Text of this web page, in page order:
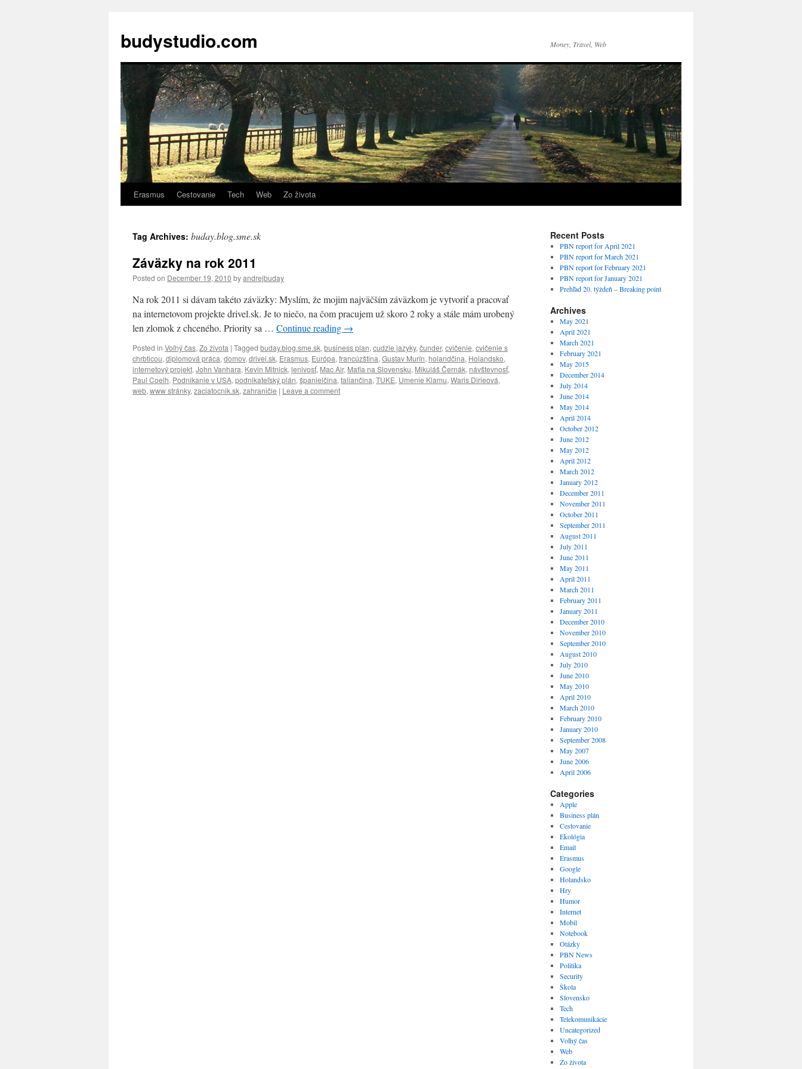
budystudio.com Money, Travel, Web
Skip
content
Erasmus Cestovanie Tech Web Zo života
Tag Archives: buday.blog.sme.sk
Záväzky na rok 2011
Posted on December 19, 2010 byandrejbuday
Na rok 2011 si dávam takéto záväzky: Myslím, že mojim najväčším záväzkom je vytvoriť a pracovať
na internetovom projekte drivel.sk. Je to niečo, na čom pracujem už skoro 2 roky a stále mám urobený
len zlomok z chceného. Priority sa … Continue reading →
Posted in Voľný čas, Zo života | Tagged buday.blog.sme.sk, business plan, cudzie jazyky, čunder, cvičenie, cvičenie s
chrbticou, diplomová práca, domov, drivel.sk, Erasmus, Európa, francúzština, Gustav Murín, holandčina, Holandsko,
internetový projekt, John Vanhara, Kevin Mitnick, lenivosť, Mac Air, Mafia na Slovensku, Mikuláš Černák, návštevnosť,
Paul Coelh, Podnikanie v USA, podnikateľský plán, španielčina, taliančina, TUKE, Umenie Klamu, Waris Dirieová,
web, www stránky, zaciatocnik.sk, zahraničie | Leave a comment
Recent Posts
PBN report for April 2021
PBN report for March 2021
PBN report for February 2021
PBN report for January 2021
Prehľad 20. týždeň – Breaking point
Archives
May 2021
April 2021
March 2021
February 2021
May 2015
December 2014
July 2014
June 2014
May 2014
April 2014
October 2012
June 2012
May 2012
April 2012
March 2012
January 2012
December 2011
November 2011
October 2011
September 2011
August 2011
July 2011
June 2011
May 2011
April 2011
March 2011
February 2011
January 2011
December 2010
November 2010
September 2010
August 2010
July 2010
June 2010
May 2010
April 2010
March 2010
February 2010
January 2010
September 2008
May 2007
June 2006
April 2006
Categories
Apple
Business plán
Cestovanie
Ekológia
Email
Erasmus
Google
Holandsko
Hry
Humor
Internet
Mobil
Notebook
Otázky
PBN News
Politika
Security
Škola
Slovensko
Tech
Telekomunikácie
Uncategorized
Voľný čas
Web
Zo života